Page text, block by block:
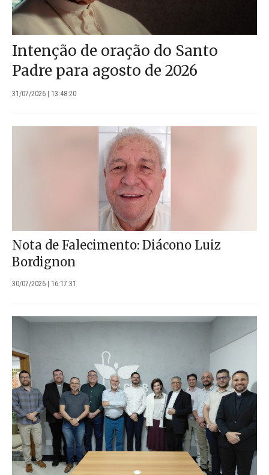
Intenção de oração do Santo
Padre para agosto de 2026
31/07/2026 | 13:48:20
Nota de Falecimento: Diácono Luiz
Bordignon
30/07/2026 | 16:17:31